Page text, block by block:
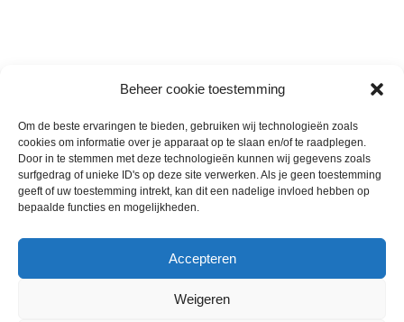
Beheer cookie toestemming
Om de beste ervaringen te bieden, gebruiken wij technologieën zoals
cookies om informatie over je apparaat op te slaan en/of te raadplegen.
Door in te stemmen met deze technologieën kunnen wij gegevens zoals
surfgedrag of unieke ID's op deze site verwerken. Als je geen toestemming
geeft of uw toestemming intrekt, kan dit een nadelige invloed hebben op
bepaalde functies en mogelijkheden.
Accepteren
Weigeren
Wie zijn wij
Contact met onze inkoop
Klantenservice
Annuleer & Retourbeleid
Horeca-Groothandel